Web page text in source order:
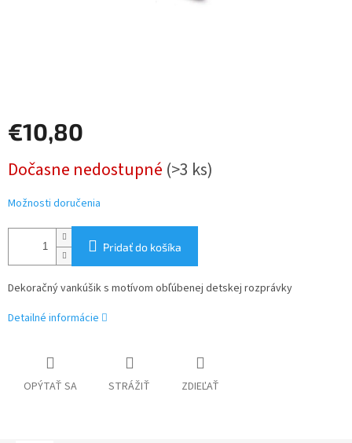
€10,80
cena:
Dočasne nedostupné (>3 ks)
Možnosti doručenia
Pridať do košíka
Dekoračný vankúšik s motívom obľúbenej detskej rozprávky
Detailné informácie
OPÝTAŤ SA STRÁŽIŤ ZDIEĽAŤ